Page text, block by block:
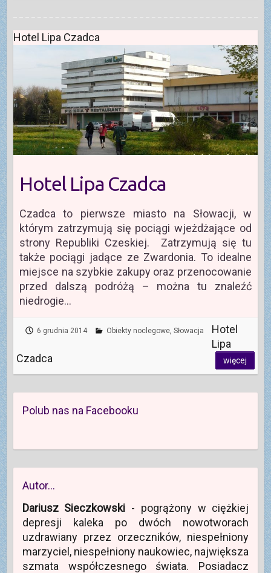
Hotel Lipa Czadca
Hotel Lipa Czadca
Czadca to pierwsze miasto na Słowacji, w
którym zatrzymują się pociągi wjeżdżające od
strony Republiki Czeskiej. Zatrzymują się tu
także pociągi jadące ze Zwardonia. To idealne
miejsce na szybkie zakupy oraz przenocowanie
przed dalszą podróżą – można tu znaleźć
niedrogie…
6 grudnia 2014 Obiekty noclegowe, Słowacja
Hotel
Lipa
Czadca
więcej
Polub nas na Facebooku
Autor…
Dariusz Sieczkowski - pogrążony w ciężkiej
depresji kaleka po dwóch nowotworach
uzdrawiany przez orzeczników, niespełniony
marzyciel, niespełniony naukowiec, największa
szmata współczesnego świata. Posiadacz